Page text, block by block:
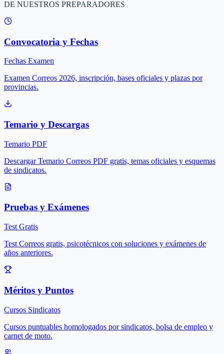
DE NUESTROS PREPARADORES
Convocatoria y Fechas
Fechas Examen
Examen Correos 2026, inscripción, bases oficiales y plazas por
provincias.
Temario y Descargas
Temario PDF
Descargar Temario Correos PDF gratis, temas oficiales y esquemas
de sindicatos.
Pruebas y Exámenes
Test Gratis
Test Correos gratis, psicotécnicos con soluciones y exámenes de
años anteriores.
Méritos y Puntos
Cursos Sindicatos
Cursos puntuables homologados por sindicatos, bolsa de empleo y
carnet de moto.